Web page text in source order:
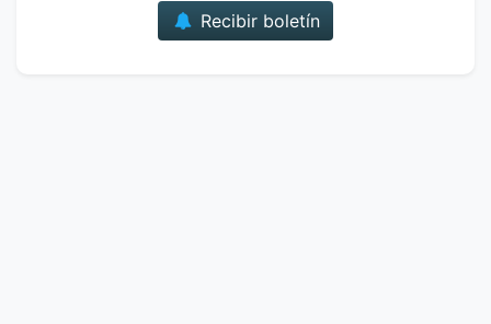
Recibir boletín